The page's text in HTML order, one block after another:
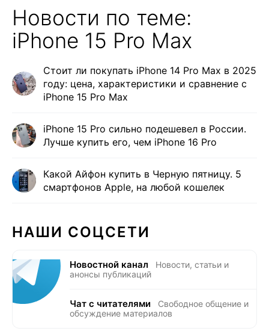
Новости по теме:
iPhone 15 Pro Max
Стоит ли покупать iPhone 14 Pro Max в 2025
году: цена, характеристики и сравнение с
iPhone 15 Pro Max
iPhone 15 Pro сильно подешевел в России.
Лучше купить его, чем iPhone 16 Pro
Какой Айфон купить в Черную пятницу. 5
смартфонов Apple, на любой кошелек
НАШИ СОЦСЕТИ
Новостной канал
Новости, статьи и
анонсы публикаций
Чат с читателями
Свободное общение и
обсуждение материалов